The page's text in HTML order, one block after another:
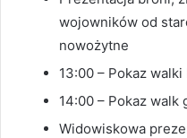
wojowników od
nowożytne
13:00 – Pokaz walki
14:00 – Pokaz walk
Widowiskowa